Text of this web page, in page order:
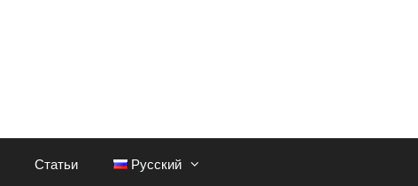
Статьи Русский